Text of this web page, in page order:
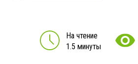
На чтение
1.5 минуты